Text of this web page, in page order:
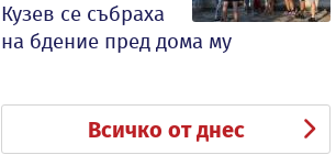
Кузев се събраха
на бдение пред дома му
Всичко от днес